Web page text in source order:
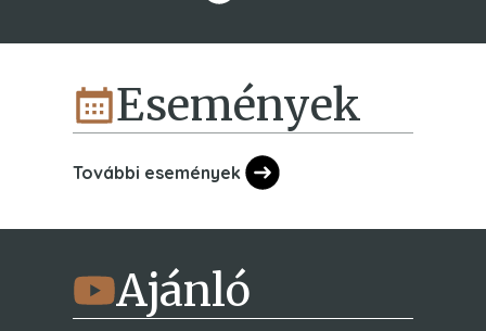
Események
További események
Ajánló